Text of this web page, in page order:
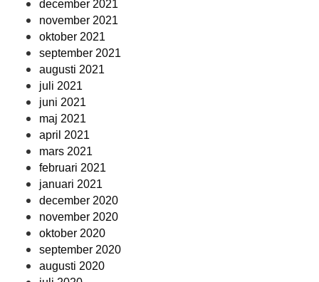
december 2021
november 2021
oktober 2021
september 2021
augusti 2021
juli 2021
juni 2021
maj 2021
april 2021
mars 2021
februari 2021
januari 2021
december 2020
november 2020
oktober 2020
september 2020
augusti 2020